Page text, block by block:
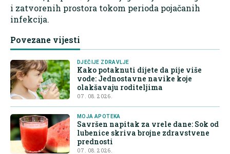
i zatvorenih prostora tokom perioda pojačanih
infekcija.
Povezane vijesti
DJEČIJE ZDRAVLJE
Kako potaknuti dijete da pije više
vode: Jednostavne navike koje
olakšavaju roditeljima
07. 08. 2026.
MOJA APOTEKA
Savršen napitak za vrele dane: Sok od
lubenice skriva brojne zdravstvene
prednosti
07. 08. 2026.